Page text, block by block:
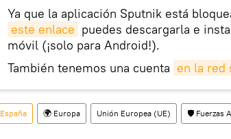
Ya que la aplicación Sputnik está
este enlace puedes descargarla e
móvil (¡solo para Android!).
También tenemos una cuenta en la red
España 🌍 Europa Unión Europea (UE) 🛡️ Fuerzas